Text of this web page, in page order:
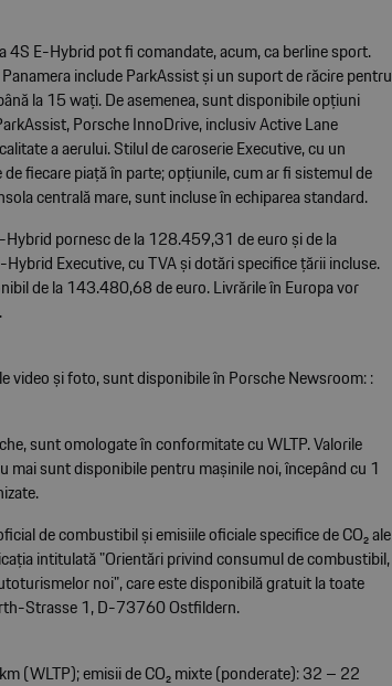
4S E-Hybrid pot fi comandate, acum, ca berline sport.
include ParkAssist și un suport de răcire pentru
la 15 wați. De asemenea, sunt disponibile opțiuni
Porsche InnoDrive, inclusiv Active Lane
a aerului. Stilul de caroserie Executive, cu un
fiecare piață în parte; opțiunile, cum ar fi sistemul de
centrală mare, sunt incluse în echiparea standard.
pornesc de la 128.459,31 de euro și de la
Executive, cu TVA și dotări specifice țării incluse.
de la 143.480,68 de euro. Livrările în Europa vor
video și foto, sunt disponibile în Porsche Newsroom: :
sunt omologate în conformitate cu WLTP. Valorile
mai sunt disponibile pentru mașinile noi, începând cu 1
de combustibil și emisiile oficiale specifice de CO₂ ale
intitulată "Orientări privind consumul de combustibil,
noi", care este disponibilă gratuit la toate
Strasse 1, D-73760 Ostfildern.
(WLTP); emisii de CO₂ mixte (ponderate): 32 – 22